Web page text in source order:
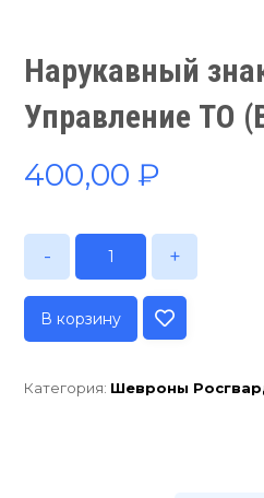
Нарукавный
Управление ТО
400,00₽
- +
В корзину
Категория: Шевроны